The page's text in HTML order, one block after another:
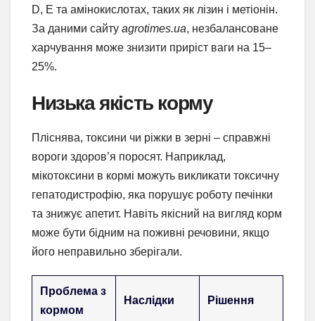
D, Е та амінокислотах, таких як лізин і метіонін.
За даними сайту agrotimes.ua, незбалансоване
харчування може знизити приріст ваги на 15–
25%.
Низька якість корму
Пліснява, токсини чи ріжки в зерні – справжні
вороги здоров’я поросят. Наприклад,
мікотоксини в кормі можуть викликати токсичну
гепатодистрофію, яка порушує роботу печінки
та знижує апетит. Навіть якісний на вигляд корм
може бути бідним на поживні речовини, якщо
його неправильно зберігали.
Проблема з
кормом
Наслідки Рішення